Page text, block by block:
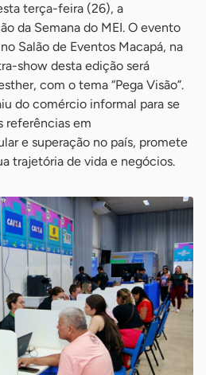
terça-feira (26), a
da Semana do MEI. O evento
Salão de Eventos Macapá, na
show desta edição será
com o tema “Pega Visão”.
do comércio informal para se
referências em
e superação no país, promete
trajetória de vida e negócios.